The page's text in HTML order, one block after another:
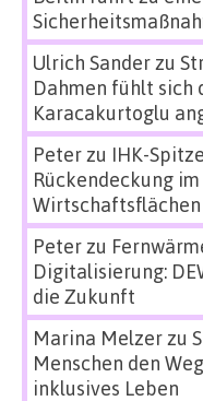
Ulrich Sanderzu
Dahmen fühlt sich
Karacakurtoglu
Peterzu IHK-
Rückendeckung
Peterzu
Digitalisierung:
die Zukunft
Marina Melzerzu
Menschen den
inklusives Leben